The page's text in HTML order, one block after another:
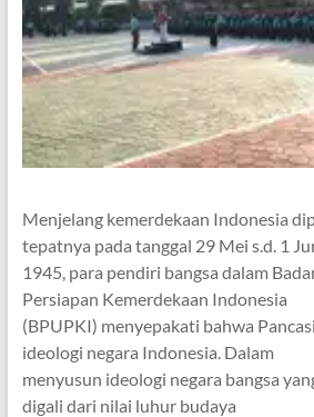
Menjelang kemerdekaan Indonesia
tepatnya pada tanggal 29 Mei s.d. 1
1945, para pendiri bangsa dalam
Persiapan Kemerdekaan Indonesia
(BPUPKI) menyepakati bahwa
ideologi negara Indonesia. Dalam
menyusun ideologi negara bangsa
digali dari nilai luhur budaya